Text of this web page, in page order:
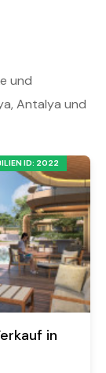
und
Antalya und
ID: 2022
in